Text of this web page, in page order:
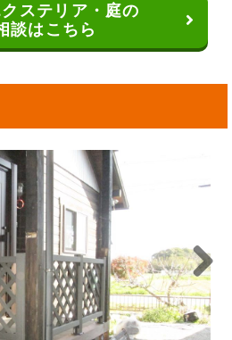
ステリア・庭の
談はこちら
Next